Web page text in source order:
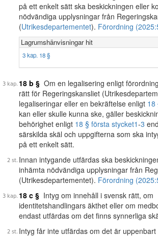
på ett enkelt sätt ska beskickningen eller
nödvändiga upplysningar från
(Utrikesdepartementet). Förordning
Lagrumshänvisningar hit
3 kap. 18 §
18 b § Om en legalisering enligt
rätt för Regeringskansliet
legaliseringar eller en bekräftelse enligt 18
kan eller skulle kunna ske, gäller
behörighet enligt 18 § första stycket1-3
särskilda skäl och uppgifterna som ska
på ett enkelt sätt.
Innan intygande utfärdas ska
inhämta nödvändiga upplysningar från
(Utrikesdepartementet). Förordning
18 c § Intyg om innehåll i svensk rätt, om
identitetshandlingars äkthet eller om
endast utfärdas om det finns synnerliga
Intyg får inte utfärdas om det är